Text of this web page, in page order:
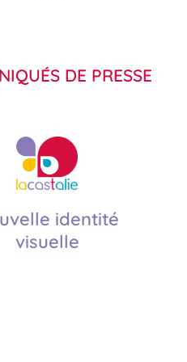
DE PRESSE
identité
visuelle